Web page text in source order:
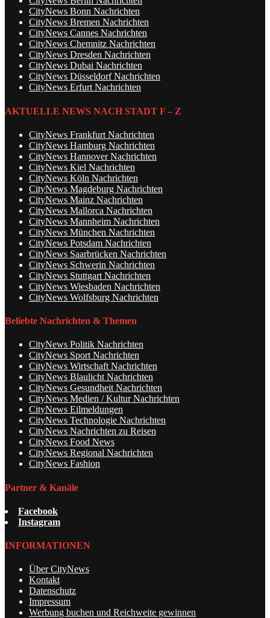
CityNews Bonn Nachrichten
CityNews Bremen Nachrichten
CityNews Cannes Nachrichten
CityNews Chemnitz Nachrichten
CityNews Dresden Nachrichten
CityNews Dubai Nachrichten
CityNews Düsseldorf Nachrichten
CityNews Erfurt Nachrichten
AKTUELLE NEWS NACH STADT F – Z
CityNews Frankfurt Nachrichten
CityNews Hamburg Nachrichten
CityNews Hannover Nachrichten
CityNews Kiel Nachrichten
CityNews Köln Nachrichten
CityNews Magdeburg Nachrichten
CityNews Mainz Nachrichten
CityNews Mallorca Nachrichten
CityNews Mannheim Nachrichten
CityNews München Nachrichten
CityNews Potsdam Nachrichten
CityNews Saarbrücken Nachrichten
CityNews Schwerin Nachrichten
CityNews Stuttgart Nachrichten
CityNews Wiesbaden Nachrichten
CityNews Wolfsburg Nachrichten
Beliebte Nachrichten & Themen
CityNews Politik Nachrichten
CityNews Sport Nachrichten
CityNews Wirtschaft Nachrichten
CityNews Blaulicht Nachrichten
CityNews Gesundheit Nachrichten
CityNews Medien / Kultur Nachrichten
CityNews Eilmeldungen
CityNews Technologie Nachrichten
CityNews Nachrichten zu Reisen
CityNews Food News
CityNews Regional Nachrichten
CityNews Fashion
Partner & Kanäle
Facebook
Instagram
INFORMATIONEN
Über CityNews
Kontakt
Datenschutz
Impressum
Werbung buchen und Reichweite gewinnen